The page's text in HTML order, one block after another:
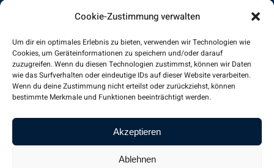
Cookie-Zustimmung verwalten
Um dir ein optimales Erlebnis zu bieten, verwenden wir Technologien wie
Cookies, um Geräteinformationen zu speichern und/oder darauf
zuzugreifen. Wenn du diesen Technologien zustimmst, können wir Daten
wie das Surfverhalten oder eindeutige IDs auf dieser Website verarbeiten.
Wenn du deine Zustimmung nicht erteilst oder zurückziehst, können
bestimmte Merkmale und Funktionen beeinträchtigt werden.
Akzeptieren
Ablehnen
Frings Medienservice Mainz
Am Jungstück 27
55130 Mainz
kontakt@frings-medienservice.de